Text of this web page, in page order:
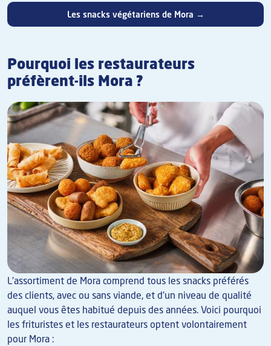
Les snacks végétariens de Mora →
Pourquoi les restaurateurs
préfèrent-ils Mora ?
Image
L'assortiment de Mora comprend tous les snacks préférés
des clients, avec ou sans viande, et d'un niveau de qualité
auquel vous êtes habitué depuis des années. Voici pourquoi
les frituristes et les restaurateurs optent volontairement
pour Mora :